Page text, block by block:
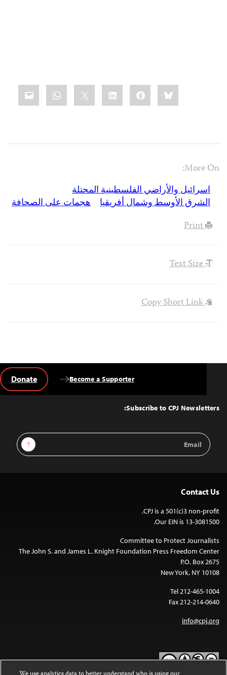
Bluesky
Facebook
LinkedIn
More On:
اسرائيل والأراضي الفلسطينية المحتلة
الشرق الأوسط وشمال أفريقيا
هجمات على الصحافة
Print
Text Size
Copy Short Link
Top
Subscribe to CPJ Newsletters:
Email
Address
Sign Up
Become a Supporter
Donate
Contact Us
CPJ is a 501(c)3 non-profit.
Our EIN is 13-3081500.
Committee to Protect Journalists
The John S. and James L. Knight Foundation Press Freedom Center
P.O. Box 2675
New York, NY 10108
Tel 212-465-1004
Fax 212-214-0640
info@cpj.org